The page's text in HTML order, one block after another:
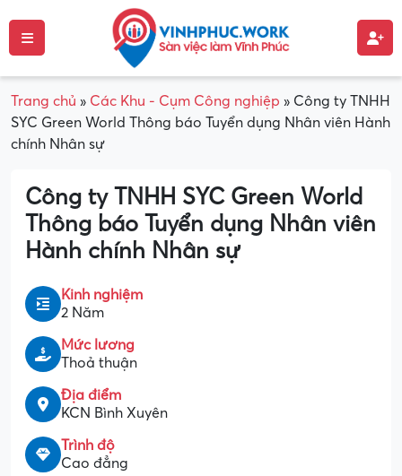
Trang chủ » Các Khu - Cụm Công nghiệp » Công ty TNHH
SYC Green World Thông báo Tuyển dụng Nhân viên Hành
chính Nhân sự
Công ty TNHH SYC Green World
Thông báo Tuyển dụng Nhân viên
Hành chính Nhân sự
Kinh nghiệm
2 Năm
Mức lương
Thoả thuận
Địa điểm
KCN Bình Xuyên
Trình độ
Cao đẳng